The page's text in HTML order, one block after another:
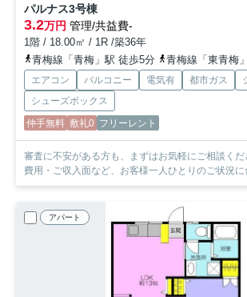
パルナス3号棟
3.2万円 管理/共益費-
1階 / 18.00㎡ / 1R /築36年
青梅線「青梅」駅 徒歩5分
青梅線「東青梅
エアコン バルコニー 電気有 都市ガス
シューズボックス
仲手無料 敷礼0 フリーレント
審査に不安がある方も、まずはお気軽にご相談ください！ 保証
費用・ご収入面など、お客様一人ひとりのご状況に
アパート